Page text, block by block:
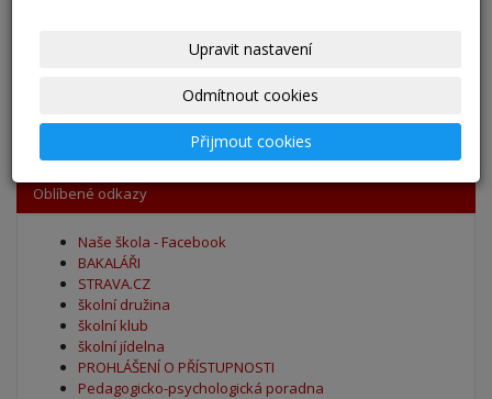
Výsledky - přestup do 6. očníku
archív
Oblíbené odkazy
Naše škola - Facebook
BAKALÁŘI
STRAVA.CZ
školní družina
školní klub
školní jídelna
PROHLÁŠENÍ O PŘÍSTUPNOSTI
Pedagogicko-psychologická poradna
Upravit nastavení
Odmítnout cookies
Přijmout cookies